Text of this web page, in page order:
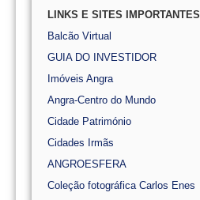
LINKS E SITES IMPORTANTES
Balcão Virtual
GUIA DO INVESTIDOR
Imóveis Angra
Angra-Centro do Mundo
Cidade Património
Cidades Irmãs
ANGROESFERA
Coleção fotográfica Carlos Enes